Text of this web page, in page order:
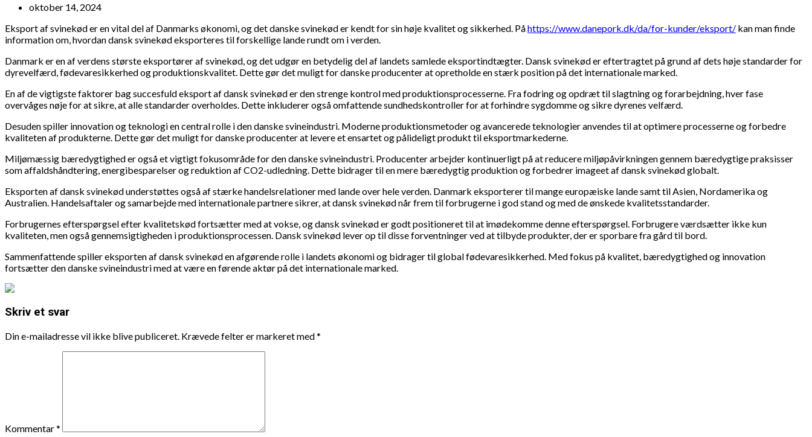
oktober 14, 2024
Eksport af svinekød er en vital del af Danmarks økonomi, og det danske svinekød er kendt for sin høje kvalitet og sikkerhed. Påhttps://www.danepork.dk/da/for-kunder/eksport/ kan man finde
information om, hvordan dansk svinekød eksporteres til forskellige lande rundt om i verden.
Danmark er en af verdens største eksportører af svinekød, og det udgør en betydelig del af landets samlede eksportindtægter. Dansk svinekød er eftertragtet på grund af dets høje standarder for
dyrevelfærd, fødevaresikkerhed og produktionskvalitet. Dette gør det muligt for danske producenter at opretholde en stærk position på det internationale marked.
En af de vigtigste faktorer bag succesfuld eksport af dansk svinekød er den strenge kontrol med produktionsprocesserne. Fra fodring og opdræt til slagtning og forarbejdning, hver fase
overvåges nøje for at sikre, at alle standarder overholdes. Dette inkluderer også omfattende sundhedskontroller for at forhindre sygdomme og sikre dyrenes velfærd.
Desuden spiller innovation og teknologi en central rolle i den danske svineindustri. Moderne produktionsmetoder og avancerede teknologier anvendes til at optimere processerne og forbedre
kvaliteten af produkterne. Dette gør det muligt for danske producenter at levere et ensartet og pålideligt produkt til eksportmarkederne.
Miljømæssig bæredygtighed er også et vigtigt fokusområde for den danske svineindustri. Producenter arbejder kontinuerligt på at reducere miljøpåvirkningen gennem bæredygtige praksisser
som affaldshåndtering, energibesparelser og reduktion af CO2-udledning. Dette bidrager til en mere bæredygtig produktion og forbedrer imageet af dansk svinekød globalt.
Eksporten af dansk svinekød understøttes også af stærke handelsrelationer med lande over hele verden. Danmark eksporterer til mange europæiske lande samt til Asien, Nordamerika og
Australien. Handelsaftaler og samarbejde med internationale partnere sikrer, at dansk svinekød når frem til forbrugerne i god stand og med de ønskede kvalitetsstandarder.
Forbrugernes efterspørgsel efter kvalitetskød fortsætter med at vokse, og dansk svinekød er godt positioneret til at imødekomme denne efterspørgsel. Forbrugere værdsætter ikke kun
kvaliteten, men også gennemsigtigheden i produktionsprocessen. Dansk svinekød lever op til disse forventninger ved at tilbyde produkter, der er sporbare fra gård til bord.
Sammenfattende spiller eksporten af dansk svinekød en afgørende rolle i landets økonomi og bidrager til global fødevaresikkerhed. Med fokus på kvalitet, bæredygtighed og innovation
fortsætter den danske svineindustri med at være en førende aktør på det internationale marked.
Skriv et svar
Din e-mailadresse vil ikke blive publiceret. Krævede felter er markeret med*
Kommentar*